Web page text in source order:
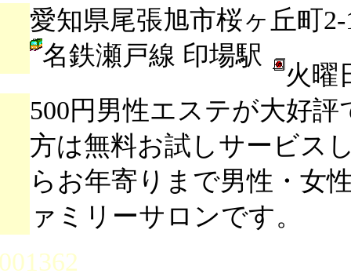
愛知県尾張旭市桜ヶ丘町2-
名鉄瀬戸線 印場駅
火曜
500円男性エステが大好
方は無料お試しサービス
らお年寄りまで男性・女
ァミリーサロンです。